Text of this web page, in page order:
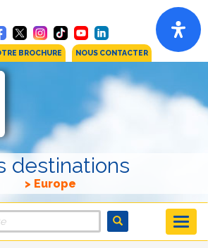
BROCHURE NOUS CONTACTER
destinations
Europe